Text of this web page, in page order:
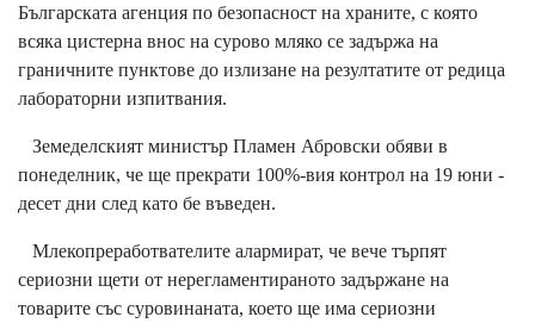
Българската агенция по безопасност на храните, с която
всяка цистерна внос на сурово мляко се задържа на
граничните пунктове до излизане на резултатите от редица
лабораторни изпитвания.
Земеделският министър Пламен Абровски обяви в
понеделник, че ще прекрати 100%-вия контрол на 19 юни -
десет дни след като бе въведен.
Млекопреработвателите алармират, че вече търпят
сериозни щети от нерегламентираното задържане на
товарите със суровинаната, което ще има сериозни